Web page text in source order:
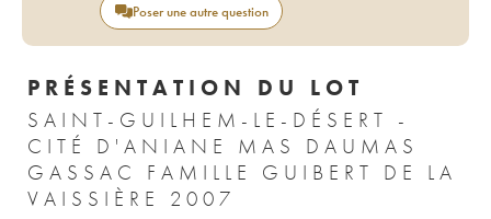
Poser une autre question
PRÉSENTATION DU LOT
SAINT-GUILHEM-LE-DÉSERT -
CITÉ D'ANIANE MAS DAUMAS
GASSAC FAMILLE GUIBERT DE LA
VAISSIÈRE 2007